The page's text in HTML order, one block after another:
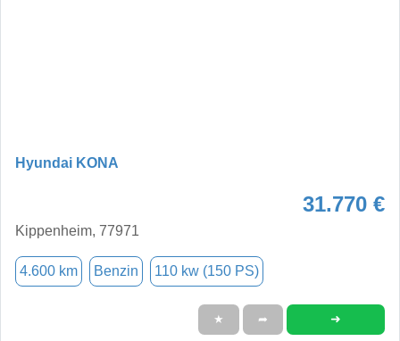
Hyundai KONA
31.770 €
Kippenheim, 77971
4.600 km Benzin 110 kw (150 PS)
★ ➦ ➜